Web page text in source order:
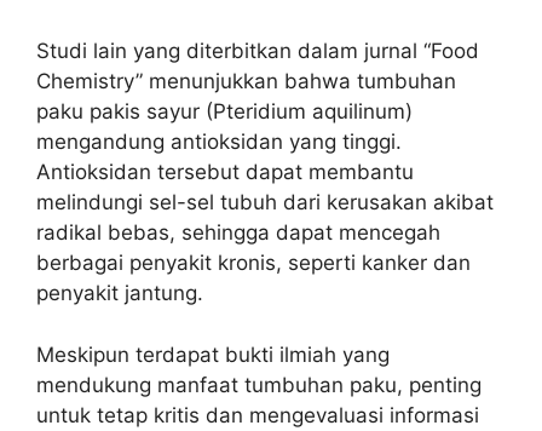
Studi lain yang diterbitkan dalam jurnal “Food
Chemistry” menunjukkan bahwa tumbuhan
paku pakis sayur (Pteridium aquilinum)
mengandung antioksidan yang tinggi.
Antioksidan tersebut dapat membantu
melindungi sel-sel tubuh dari kerusakan akibat
radikal bebas, sehingga dapat mencegah
berbagai penyakit kronis, seperti kanker dan
penyakit jantung.
Meskipun terdapat bukti ilmiah yang
mendukung manfaat tumbuhan paku, penting
untuk tetap kritis dan mengevaluasi informasi